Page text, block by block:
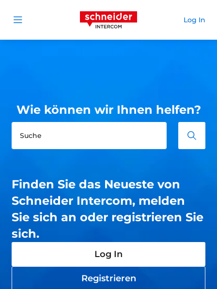
Open menu
Schneider Intercom
Log In
Wie können wir Ihnen helfen?
Finden Sie das Neueste von
Schneider Intercom, melden
Sie sich an oder registrieren Sie
sich.
Log In
Registrieren